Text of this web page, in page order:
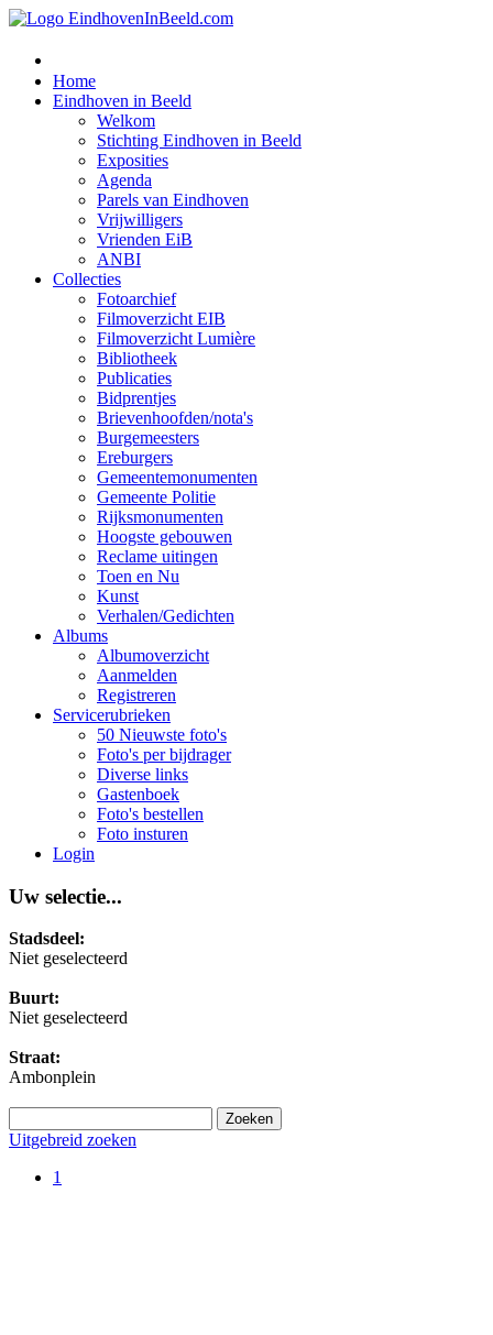
Home
Eindhoven in Beeld
Welkom
Stichting Eindhoven in Beeld
Exposities
Agenda
Parels van Eindhoven
Vrijwilligers
Vrienden EiB
ANBI
Collecties
Fotoarchief
Filmoverzicht EIB
Filmoverzicht Lumière
Bibliotheek
Publicaties
Bidprentjes
Brievenhoofden/nota's
Burgemeesters
Ereburgers
Gemeentemonumenten
Gemeente Politie
Rijksmonumenten
Hoogste gebouwen
Reclame uitingen
Toen en Nu
Kunst
Verhalen/Gedichten
Albums
Albumoverzicht
Aanmelden
Registreren
Servicerubrieken
50 Nieuwste foto's
Foto's per bijdrager
Diverse links
Gastenboek
Foto's bestellen
Foto insturen
Login
Uw selectie...
Stadsdeel:
Niet geselecteerd
Buurt:
Niet geselecteerd
Straat:
Ambonplein
Uitgebreid zoeken
1